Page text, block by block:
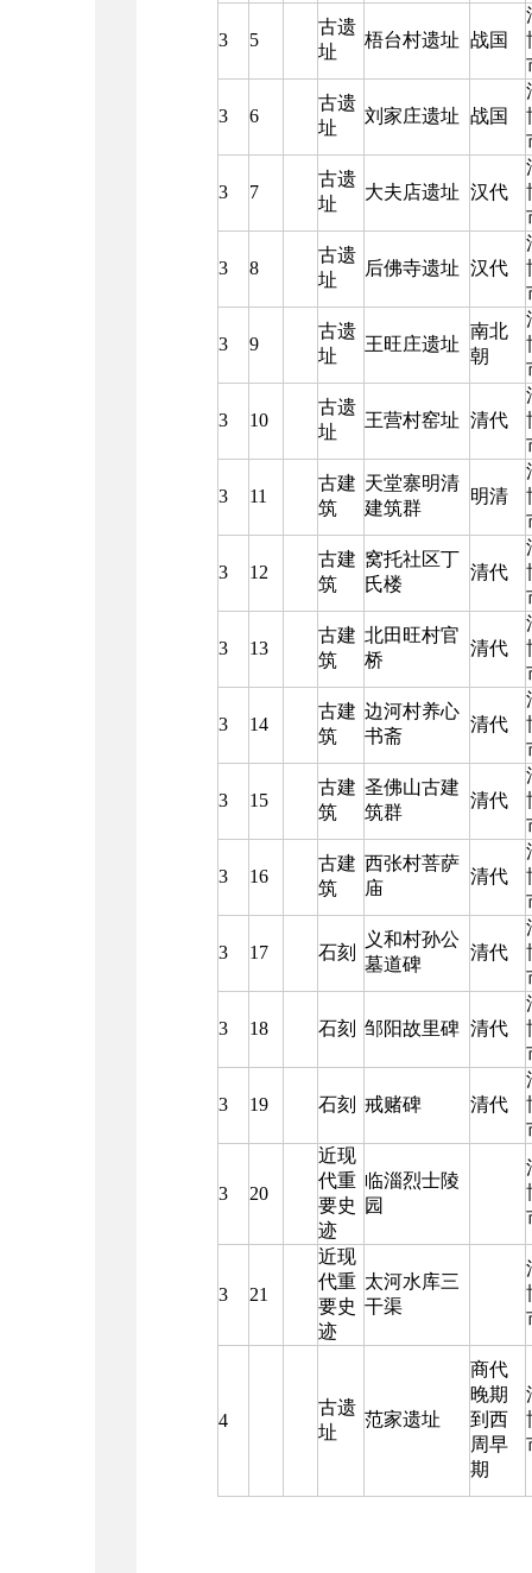
3 5
古遗
址
梧台村遗址 战国
3 6
古遗
址
刘家庄遗址 战国
3 7
古遗
址
大夫店遗址 汉代
3 8
古遗
址
后佛寺遗址 汉代
3 9
古遗
址
王旺庄遗址
南北
朝
3 10
古遗
址
王营村窑址 清代
3 11
古建
筑
天堂寨明清
建筑群
明清
3 12
古建
筑
窝托社区丁
氏楼
清代
3 13
古建
筑
北田旺村官
桥
清代
3 14
古建
筑
边河村养心
书斋
清代
3 15
古建
筑
圣佛山古建
筑群
清代
3 16
古建
筑
西张村菩萨
庙
清代
3 17 石刻
义和村孙公
墓道碑
清代
3 18 石刻 邹阳故里碑 清代
3 19 石刻 戒赌碑 清代
3 20
近现
代重
要史
迹
临淄烈士陵
园
3 21
近现
代重
要史
迹
太河水库三
干渠
4
古遗
址
范家遗址
商代
晚期
到西
周早
期